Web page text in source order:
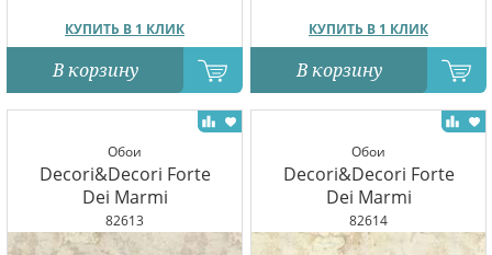
КУПИТЬ В 1 КЛИК
В корзину
КУПИТЬ В 1 КЛИК
В корзину
Обои
Decori&Decori Forte
Dei Marmi
82613
Обои
Decori&Decori Forte
Dei Marmi
82614